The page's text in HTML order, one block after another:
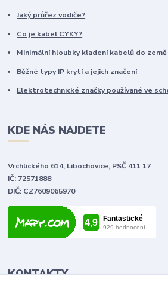
Jaký průřez vodiče?
Co je kabel CYKY?
Minimální hloubky kladení kabelů do země
Běžné typy IP krytí a jejich značení
Elektrotechnické značky používané ve
KDE NÁS NAJDETE
Vrchlického 614, Libochovice, PSČ 411 17
IČ: 72571888
DIČ: CZ7609065970
KONTAKTY